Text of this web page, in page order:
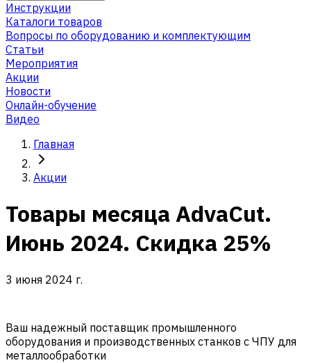
Инструкции
Каталоги товаров
Вопросы по оборудованию и комплектующим
Статьи
Мероприятия
Акции
Новости
Онлайн-обучение
Видео
Главная
Акции
Товары месяца AdvaCut.
Июнь 2024. Скидка 25%
3 июня 2024 г.
Ваш надежный поставщик промышленного
оборудования и производственных станков с ЧПУ для
металлообработки